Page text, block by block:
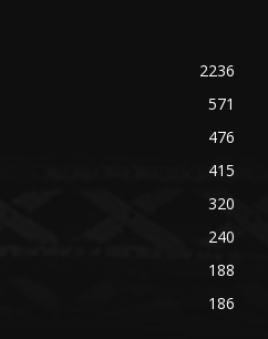
2236
571
476
415
320
240
188
186